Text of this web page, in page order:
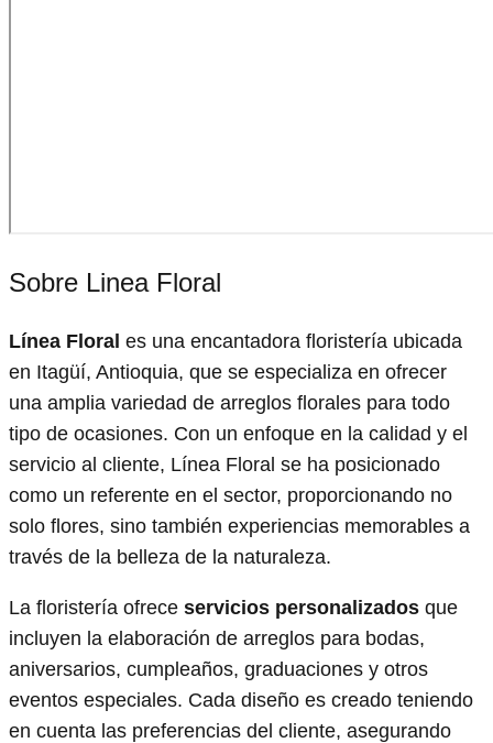
Sobre Linea Floral
Línea Floral es una encantadora floristería ubicada
en Itagüí, Antioquia, que se especializa en ofrecer
una amplia variedad de arreglos florales para todo
tipo de ocasiones. Con un enfoque en la calidad y el
servicio al cliente, Línea Floral se ha posicionado
como un referente en el sector, proporcionando no
solo flores, sino también experiencias memorables a
través de la belleza de la naturaleza.
La floristería ofrece servicios personalizados que
incluyen la elaboración de arreglos para bodas,
aniversarios, cumpleaños, graduaciones y otros
eventos especiales. Cada diseño es creado teniendo
en cuenta las preferencias del cliente, asegurando